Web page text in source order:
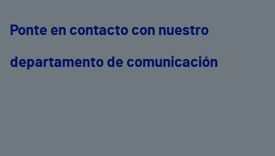
Ponte en contacto con nuestro
departamento de comunicación